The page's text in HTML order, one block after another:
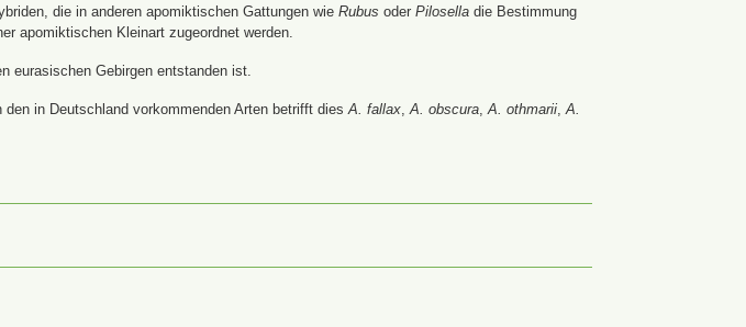
die in anderen apomiktischen Gattungen wie Rubus oder Pilosella die Bestimmung
apomiktischen Kleinart zugeordnet werden.
eurasischen Gebirgen entstanden ist.
den in Deutschland vorkommenden Arten betrifft diesA. fallax,A. obscura,A. othmarii,A.